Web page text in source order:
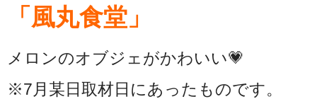
「風丸食堂」
メロンのオブジェがかわいい💗
※7月某日取材日にあったものです。